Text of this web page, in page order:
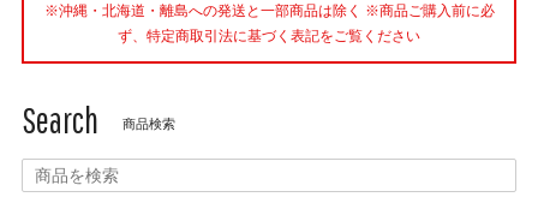
※沖縄・北海道・離島への発送と一部商品は除く ※商品ご購入前に必
ず、特定商取引法に基づく表記をご覧ください
Search 商品検索